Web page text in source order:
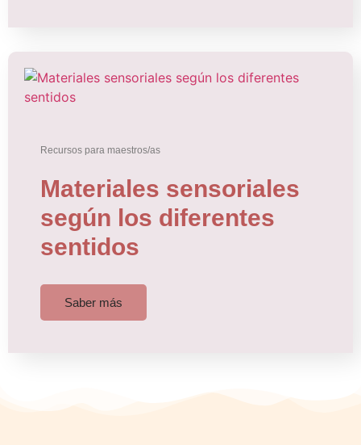
Recursos para maestros/as
Materiales sensoriales
según los diferentes
sentidos
Saber más